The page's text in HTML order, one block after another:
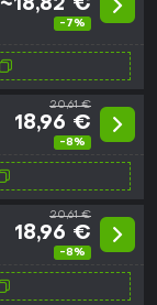
~18,82 €
-7%
20,61 €
18,96 €
-8%
20,61 €
18,96 €
-8%